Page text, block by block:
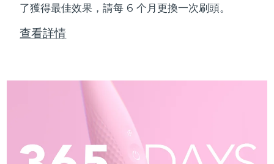
了獲得最佳效果，請每 6 个月更換一次刷頭。
查看詳情